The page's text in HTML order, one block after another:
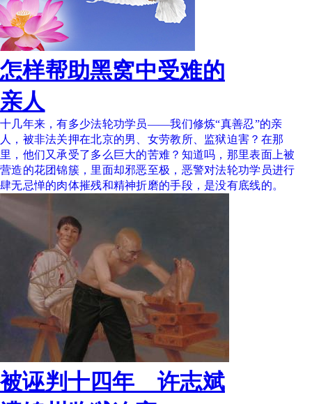
怎样帮助黑窝中受难的
亲人
十几年来，有多少法轮功学员——我们修炼“真善忍”的亲
人，被非法关押在北京的男、女劳教所、监狱迫害？在那
里，他们又承受了多么巨大的苦难？知道吗，那里表面上被
营造的花团锦簇，里面却邪恶至极，恶警对法轮功学员进行
肆无忌惮的肉体摧残和精神折磨的手段，是没有底线的。
被诬判十四年 许志斌